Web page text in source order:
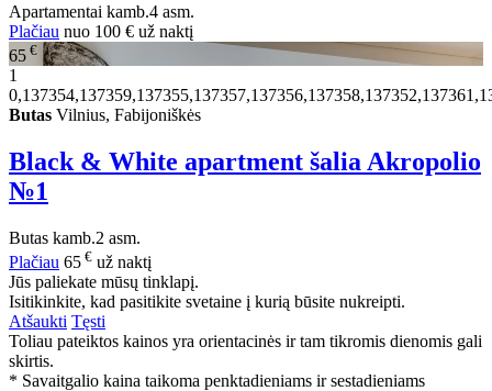
Apartamentai kamb.4 asm.
Plačiau nuo 100 € už naktį
65 €
1
Butas Vilnius, Fabijoniškės
Black & White apartment šalia Akropolio
№1
Butas kamb.2 asm.
Plačiau 65 € už naktį
Jūs paliekate mūsų tinklapį.
Isitikinkite, kad pasitikite svetaine į kurią būsite nukreipti.
Atšaukti Tęsti
Toliau pateiktos kainos yra orientacinės ir tam tikromis dienomis gali
skirtis.
* Savaitgalio kaina taikoma penktadieniams ir sestadieniams